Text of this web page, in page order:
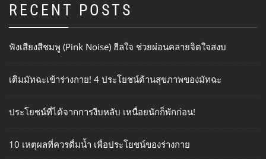
RECENT POSTS
ฟังเสียงสีชมพู (Pink Noise) ฮีลใจ ช่วยผ่อนคลายจิตใจสงบ
เติมมัทฉะเข้าร่างกาย! 4 ประโยชน์ด้านสุขภาพของมัทฉะ
ประโยชน์ที่ได้จากการงีบหลับ เหนื่อยนักก็พักก่อน!
10 เหตุผลที่ควรดื่มน้ำ เพื่อประโยชน์ของร่างกาย